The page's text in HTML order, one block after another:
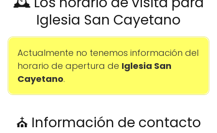
Iglesia San Cayetano
Actualmente no tenemos información del
horario de apertura de Iglesia San
Cayetano.
⛪ Información de contacto